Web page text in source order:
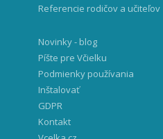
Referencie rodičov a učiteľov
Novinky - blog
Píšte pre Včielku
Podmienky používania
Inštalovať
GDPR
Kontakt